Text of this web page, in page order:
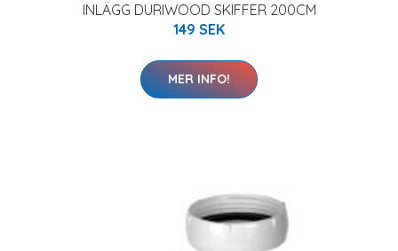
INLÄGG DURIWOOD SKIFFER 200CM
149 SEK
MER INFO!